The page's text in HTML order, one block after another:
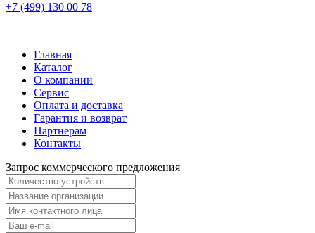
+7 (499) 130 00 78
Главная
Каталог
О компании
Сервис
Оплата и доставка
Гарантия и возврат
Партнерам
Контакты
Запрос коммерческого предложения